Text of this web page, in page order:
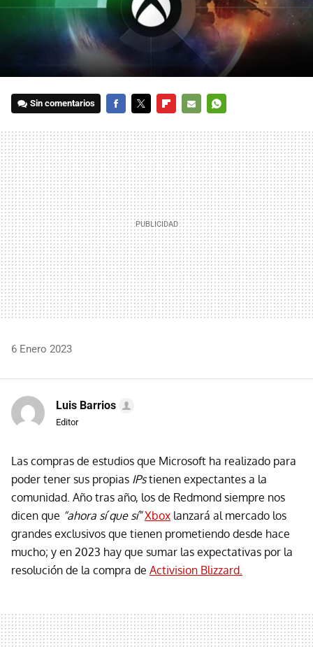
Sin comentarios
MAIL
6 Enero 2023
Luis Barrios
Editor
Las compras de estudios que Microsoft ha realizado para
poder tener sus propias IPstienen expectantes a la
comunidad. Año tras año, los de Redmond siempre nos
dicen que “ahora sí que sí” Xbox lanzará al mercado los
grandes exclusivos que tienen prometiendo desde hace
mucho; y en 2023 hay que sumar las expectativas por la
resolución de la compra de Activision Blizzard.